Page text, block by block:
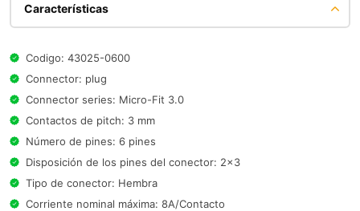
Características
Codigo: 43025-0600
Connector: plug
Connector series: Micro-Fit 3.0
Contactos de pitch: 3 mm
Número de pines: 6 pines
Disposición de los pines del conector: 2x3
Tipo de conector: Hembra
Corriente nominal máxima: 8A/Contacto